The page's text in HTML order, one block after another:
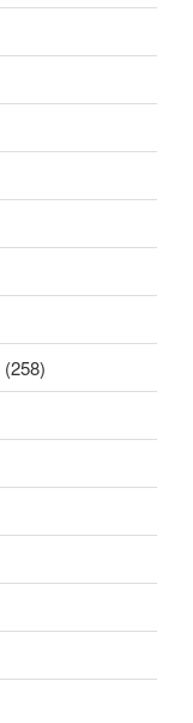
(258)